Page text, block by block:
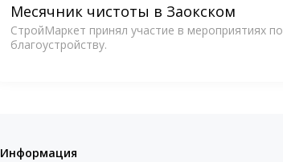
Месячник чистоты в Заокском
СтройМаркет принял участие в мероприятиях по
благоустройству.
Информация